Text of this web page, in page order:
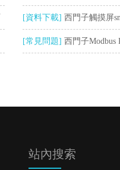
不上
[資料下載] 西門子觸摸屏
[常見問題] 西門子Modbus
站內搜索